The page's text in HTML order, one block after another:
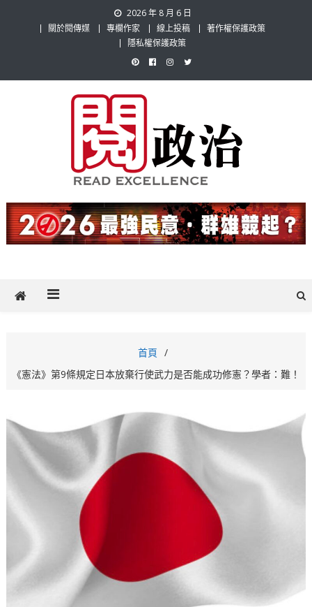
2026 年 8 月 6 日
關於閱傳媒
專欄作家 線上投稿
著作權保護政策
隱私權保護政策
閱政治 Read Gov News
題，也要專業評論，閱政治與多元的政治評論家與專欄作家邀稿合作，
讓讀者有最多元和專業的選擇。
首頁
《憲法》第9條規定日本放棄行使武力是否能成功修憲？學者：難！